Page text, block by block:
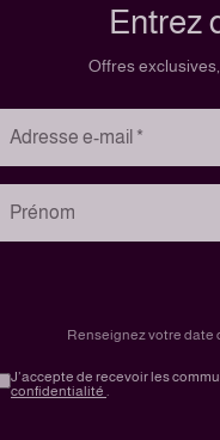
Entrez
Offres
Renseignez votre date
J’accepte de recevoir les
confidentialité .